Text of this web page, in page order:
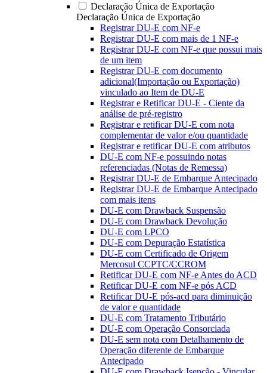
Declaração Única de Exportação
Declaração Única de Exportação
Registrar DU-E com NF-e
Registrar DU-E com mais de 1 NF-e
Registrar DU-E com NF-e que possui mais
de um item
Registrar DU-E com documento
adicional(Importação ou Exportação)
vinculado ao Item de DU-E
Registrar e Retificar DU-E - Ciente da
análise de pré-registro
Registrar e retificar DU-E com nota
complementar de valor e/ou quantidade
Registrar e retificar DU-E com atributos
DU-E com NF-e possuindo notas
referenciadas (Notas de Remessa)
Registrar DU-E de Embarque Antecipado
Registrar DU-E de Embarque Antecipado
com mais itens
DU-E com Drawback Suspensão
DU-E com Drawback Devolução
DU-E com LPCO
DU-E com Depuração Estatística
DU-E com Certificado de Origem
Mercosul CCPTC/CCROM
Retificar DU-E com NF-e Antes do ACD
Retificar DU-E com NF-e pós ACD
Retificar DU-E pós-acd para diminuição
de valor e quantidade
DU-E com Tratamento Tributário
DU-E com Operação Consorciada
DU-E sem nota com Detalhamento de
Operação diferente de Embarque
Antecipado